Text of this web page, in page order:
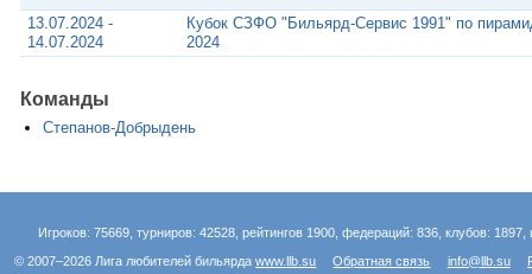
13.07.2024 -
14.07.2024
Кубок СЗФО "Бильярд-Сервис 1991" по
2024
Команды
Степанов-Добрыдень
Игроков: 75669, турниров: 42528, рейтингов 1900, федераций: 836, клубов:
© 2007–2026 Лига любителей бильярдаwww.llb.su Обратная связь info@llb.su